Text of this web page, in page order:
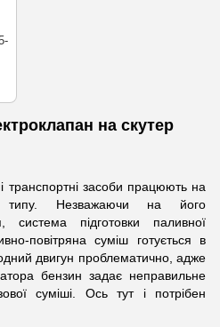
на скутер
транспортні засоби працюють на
типу. Незважаючи на його
система підготовки паливної
повітряна суміш готується в
двигун проблематично, адже
бензин задає неправильне
суміші. Ось тут і потрібен